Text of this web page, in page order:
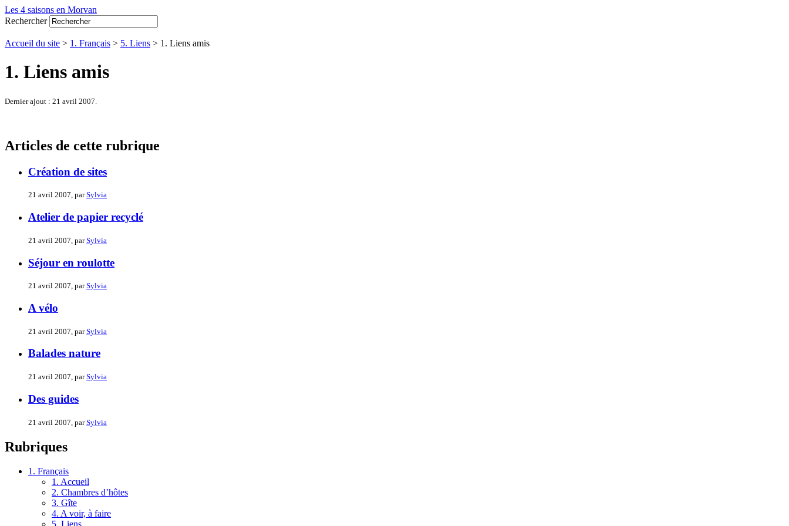
Les 4 saisons en Morvan
Rechercher
Accueil du site > 1. Français > 5. Liens > 1. Liens amis
1. Liens amis
Dernier ajout : 21 avril 2007.
Articles de cette rubrique
Création de sites
21 avril 2007, parSylvia
Atelier de papier recyclé
21 avril 2007, parSylvia
Séjour en roulotte
21 avril 2007, parSylvia
A vélo
21 avril 2007, parSylvia
Balades nature
21 avril 2007, parSylvia
Des guides
21 avril 2007, parSylvia
Rubriques
1. Français
1. Accueil
2. Chambres d’hôtes
3. Gîte
4. A voir, à faire